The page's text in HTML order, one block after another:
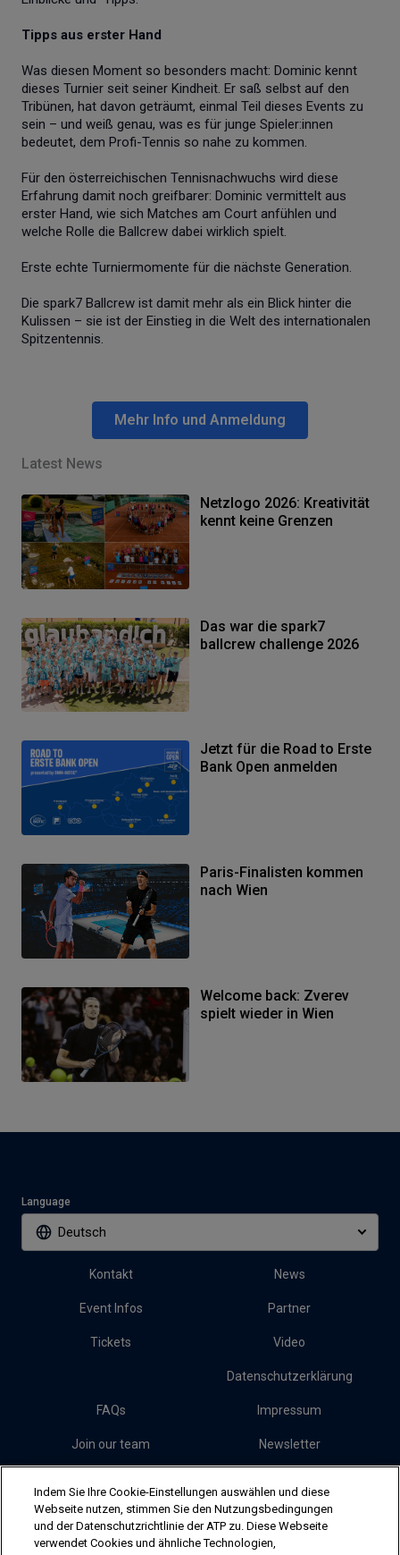
Tipps aus erster Hand
Was diesen Moment so besonders macht: Dominic kennt
dieses Turnier seit seiner Kindheit. Er saß selbst auf den
Tribünen, hat davon geträumt, einmal Teil dieses Events zu
sein – und weiß genau, was es für junge Spieler:innen
bedeutet, dem Profi-Tennis so nahe zu kommen.
Für den österreichischen Tennisnachwuchs wird diese
Erfahrung damit noch greifbarer: Dominic vermittelt aus
erster Hand, wie sich Matches am Court anfühlen und
welche Rolle die Ballcrew dabei wirklich spielt.
Erste echte Turniermomente für die nächste Generation.
Die spark7 Ballcrew ist damit mehr als ein Blick hinter die
Kulissen – sie ist der Einstieg in die Welt des internationalen
Spitzentennis.
Mehr Info und Anmeldung
Latest News
Netzlogo 2026: Kreativität
kennt keine Grenzen
Das war die spark7
ballcrew challenge 2026
Jetzt für die Road to Erste
Bank Open anmelden
Paris-Finalisten kommen
nach Wien
Welcome back: Zverev
spielt wieder in Wien
Language
Deutsch
Kontakt News
Event Infos Partner
Tickets Video
Datenschutzerklärung
FAQs Impressum
Join our team Newsletter
Follow Erste Bank Open
Indem Sie Ihre Cookie-Einstellungen auswählen und diese
Webseite nutzen, stimmen Sie den Nutzungsbedingungen
und der Datenschutzrichtlinie der ATP zu. Diese Webseite
verwendet Cookies und ähnliche Technologien,